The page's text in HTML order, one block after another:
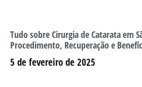
Tudo sobre Cirurgia de Catarata em
Procedimento, Recuperação e
5 de fevereiro de 2025